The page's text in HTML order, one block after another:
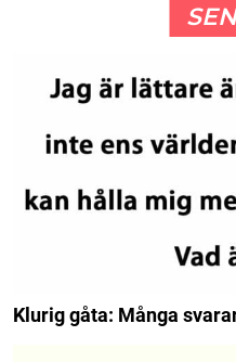
Klurig gåta: Många